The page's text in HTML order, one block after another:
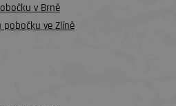
v Brně
ve Zlíně